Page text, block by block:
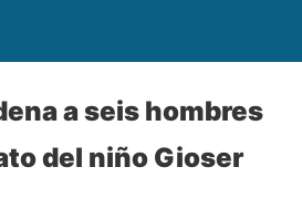
a seis hombres
del niño Gioser